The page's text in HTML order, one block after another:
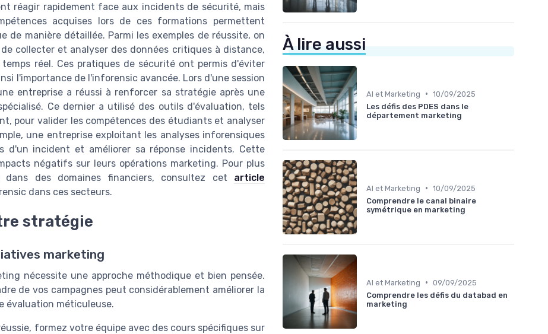
réagir rapidement face aux incidents de sécurité, mais
acquises lors de ces formations permettent
manière détaillée. Parmi les exemples de réussite, on
collecter et analyser des données critiques à distance,
réel. Ces pratiques de sécurité ont permis d'éviter
l'importance de l'inforensic avancée. Lors d'une session
entreprise a réussi à renforcer sa stratégie après une
Ce dernier a utilisé des outils d'évaluation, tels
pour valider les compétences des étudiants et analyser
une entreprise exploitant les analyses inforensiques
d'un incident et améliorer sa réponse incidents. Cette
négatifs sur leurs opérations marketing. Pour plus
des domaines financiers, consultez cet article
dans ces secteurs.
stratégie
marketing
nécessite une approche méthodique et bien pensée.
de vos campagnes peut considérablement améliorer la
évaluation méticuleuse.
formez votre équipe avec des cours spécifiques sur
À lire aussi
AI et Marketing • 10/09/2025
Les défis des PDES dans le
département marketing
AI et Marketing • 10/09/2025
Comprendre le canal binaire
symétrique en marketing
AI et Marketing • 09/09/2025
Comprendre les défis du databad en
marketing